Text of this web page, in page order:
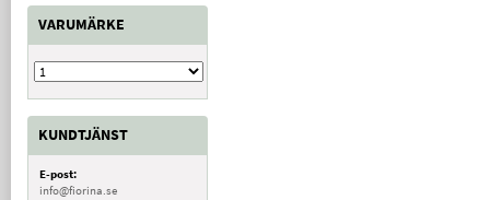
VARUMÄRKE
KUNDTJÄNST
E-post:
info@fiorina.se